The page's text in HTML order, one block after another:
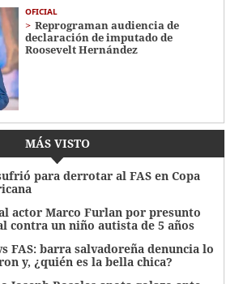
OFICIAL
Reprograman audiencia de
declaración de imputado de
Roosevelt Hernández
MÁS VISTO
para derrotar al FAS en Copa
actor Marco Furlan por presunto
contra un niño autista de 5 años
FAS: barra salvadoreña denuncia lo
y, ¿quién es la bella chica?